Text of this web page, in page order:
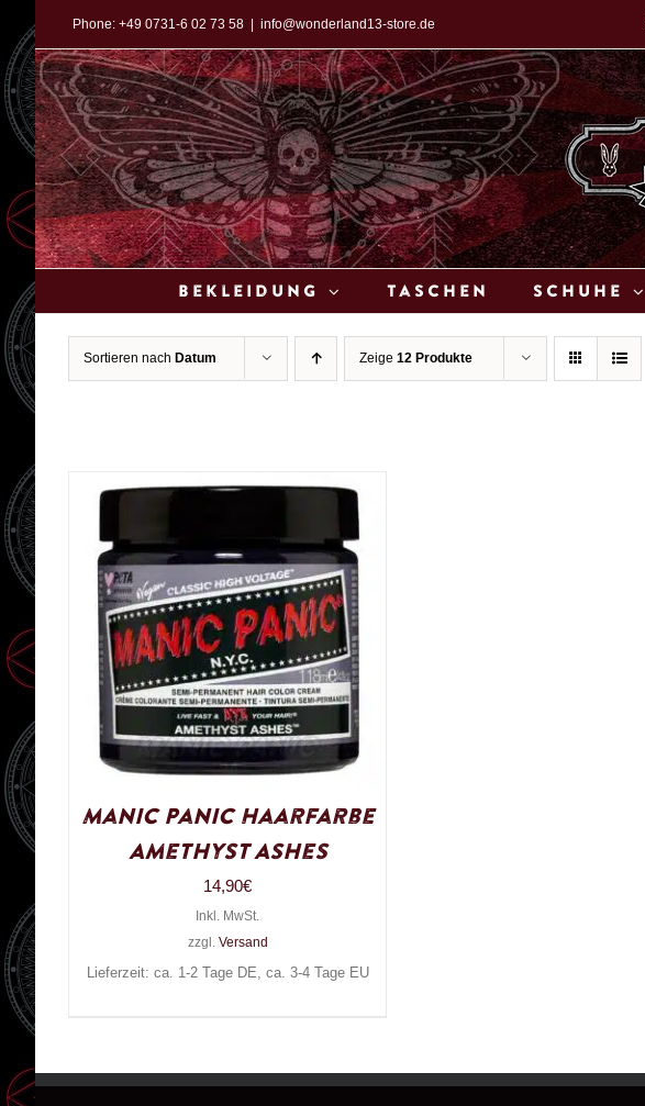
Inhalt
springen
Phone: +49 0731-6 02 73 58 info@wonderland13-store.de
Bekleidung Taschen Schuhe
Sortieren nach Datum Zeige 12 Produkte
Manic Panic Haarfarbe
Amethyst Ashes
14,90€
Inkl. MwSt.
zzgl. Versand
Lieferzeit: ca. 1-2 Tage DE, ca. 3-4 Tage EU